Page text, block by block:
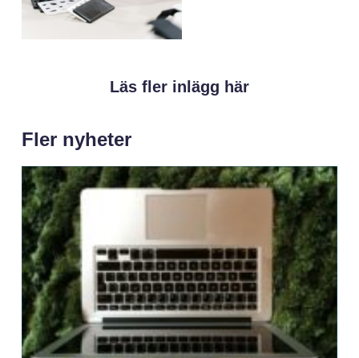
Läs fler inlägg här
Fler nyheter